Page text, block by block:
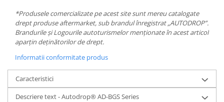
*Produsele comercializate pe acest site sunt mereu catalogate
drept produse aftermarket, sub brandul înregistrat „AUTODROP”.
Brandurile și Logourile autoturismelor menționate în acest articol
aparțin deținătorilor de drept.
Informatii conformitate produs
Caracteristici
Descriere text - Autodrop® AD-BGS Series